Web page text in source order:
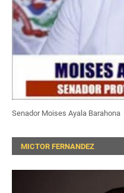
Senador Moises Ayala Barahona
MICTOR FERNANDEZ